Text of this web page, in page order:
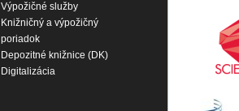
Výpožičné služby
Knižničný a výpožičný
poriadok
Depozitné knižnice (DK)
Digitalizácia